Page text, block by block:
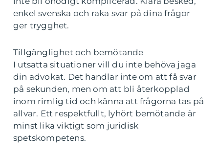
enkel svenska och raka svar på dina frågor
ger trygghet.
Tillgänglighet och bemötande
I utsatta situationer vill du inte behöva jaga
din advokat. Det handlar inte om att få svar
på sekunden, men om att bli återkopplad
inom rimlig tid och känna att frågorna tas på
allvar. Ett respektfullt, lyhört bemötande är
minst lika viktigt som juridisk
spetskompetens.